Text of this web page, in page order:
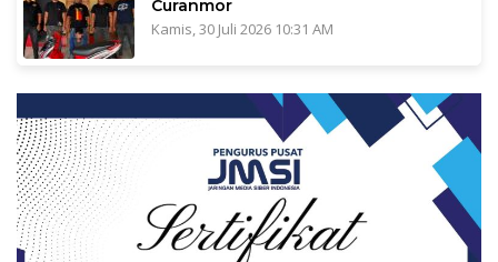
Curanmor
Kamis, 30 Juli 2026 10:31 AM